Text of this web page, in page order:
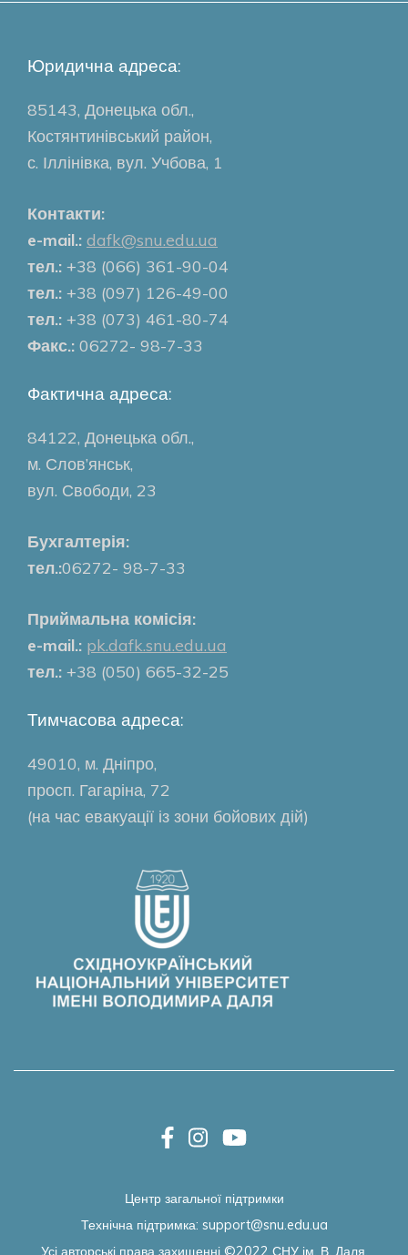
Юридична адреса:
85143, Донецька обл.,
Костянтинівський район,
с. Іллінівка, вул. Учбова, 1
Контакти:
e-mail.: dafk@snu.edu.ua
тел.: +38 (066) 361-90-04
тел.: +38 (097) 126-49-00
тел.: +38 (073) 461-80-74
Факс.: 06272- 98-7-33
Фактична адреса:
84122, Донецька обл.,
м. Слов’янськ,
вул. Свободи, 23
Бухгалтерія:
тел.:06272- 98-7-33
Приймальна комісія:
e-mail.: pk.dafk.snu.edu.ua
тел.: +38 (050) 665-32-25
Тимчасова адреса:
49010, м. Дніпро,
просп. Гагаріна, 72
(на час евакуації із зони бойових дій)
Центр загальної підтримки
Технічна підтримка: support@snu.edu.ua
Усі авторські права захищенні ©2022 СНУ ім. В. Даля.